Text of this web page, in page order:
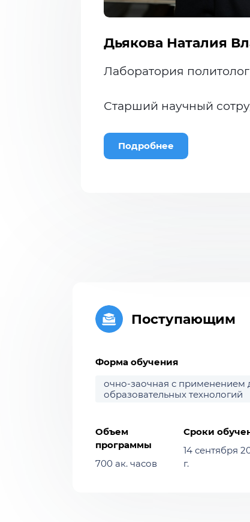
Дьякова Наталия
Лаборатория
Старший научный
Подробнее
Поступающим
Форма обучения
очно-заочная с применением
образовательных технологий
Объем
программы
700 ак. часов
Сроки
14 сентября
г.